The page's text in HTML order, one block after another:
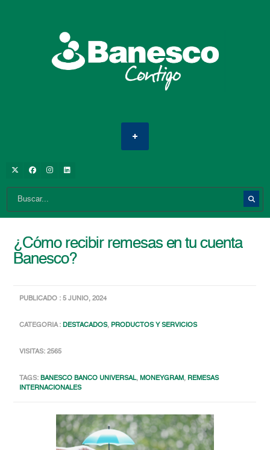
¿Cómo recibir remesas en tu cuenta
Banesco?
PUBLICADO : 5 JUNIO, 2024
CATEGORIA :DESTACADOS, PRODUCTOS Y SERVICIOS
VISITAS: 2565
TAGS:BANESCO BANCO UNIVERSAL,MONEYGRAM, REMESAS
INTERNACIONALES